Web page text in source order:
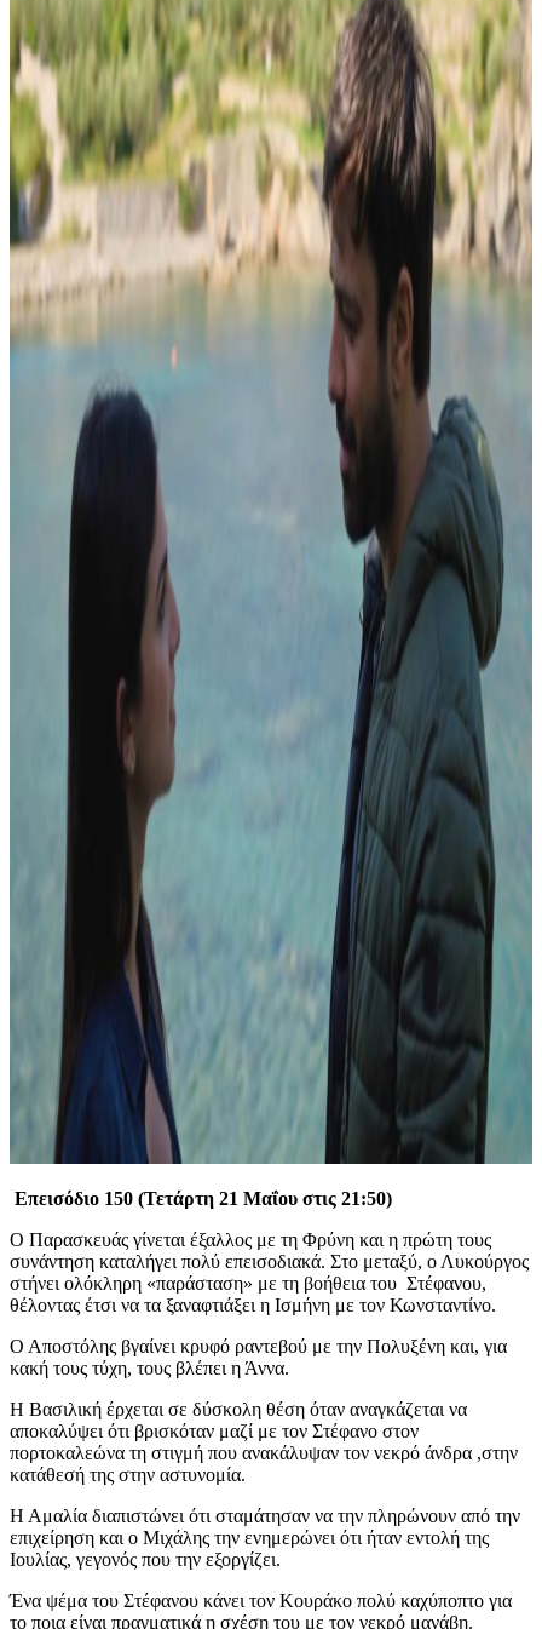
Επεισόδιο 150 (Τετάρτη 21 Μαΐου στις 21:50)
Ο Παρασκευάς γίνεται έξαλλος με τη Φρύνη και η πρώτη τους
συνάντηση καταλήγει πολύ επεισοδιακά. Στο μεταξύ, ο Λυκούργος
στήνει ολόκληρη «παράσταση» με τη βοήθεια του Στέφανου,
θέλοντας έτσι να τα ξαναφτιάξει η Ισμήνη με τον Κωνσταντίνο.
Ο Αποστόλης βγαίνει κρυφό ραντεβού με την Πολυξένη και, για
κακή τους τύχη, τους βλέπει η Άννα.
Η Βασιλική έρχεται σε δύσκολη θέση όταν αναγκάζεται να
αποκαλύψει ότι βρισκόταν μαζί με τον Στέφανο στον
πορτοκαλεώνα τη στιγμή που ανακάλυψαν τον νεκρό άνδρα ,στην
κατάθεσή της στην αστυνομία.
Η Αμαλία διαπιστώνει ότι σταμάτησαν να την πληρώνουν από την
επιχείρηση και ο Μιχάλης την ενημερώνει ότι ήταν εντολή της
Ιουλίας, γεγονός που την εξοργίζει.
Ένα ψέμα του Στέφανου κάνει τον Κουράκο πολύ καχύποπτο για
το ποια είναι πραγματικά η σχέση του με τον νεκρό μανάβη.